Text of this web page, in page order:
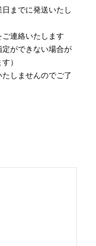
までに発送いたし
連絡いたします
ができない場合が
）
しませんのでご了